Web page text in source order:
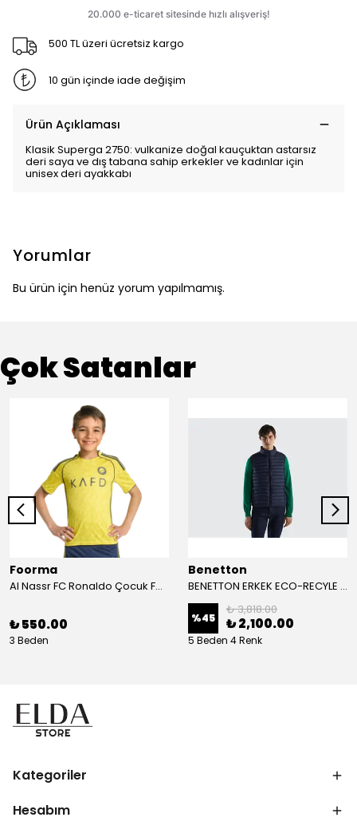
500 TL üzeri ücretsiz kargo
10 gün içinde iade değişim
Ürün Açıklaması
Klasik Superga 2750: vulkanize doğal kauçuktan astarsız
deri saya ve dış tabana sahip erkekler ve kadınlar için
unisex deri ayakkabı
Yorumlar
Bu ürün için henüz yorum yapılmamış.
Çok Satanlar
Foorma
Al Nassr FC Ronaldo Çocuk Forma 2'li Takım(Şort/T-Shirt)
₺ 550.00
3 Beden
Benetton
BENETTON ERKEK ECO-RECYLE DOLGULU PUFA YELEK
%45
₺ 3,818.00
₺ 2,100.00
5 Beden 4 Renk
Kategoriler
Hesabım